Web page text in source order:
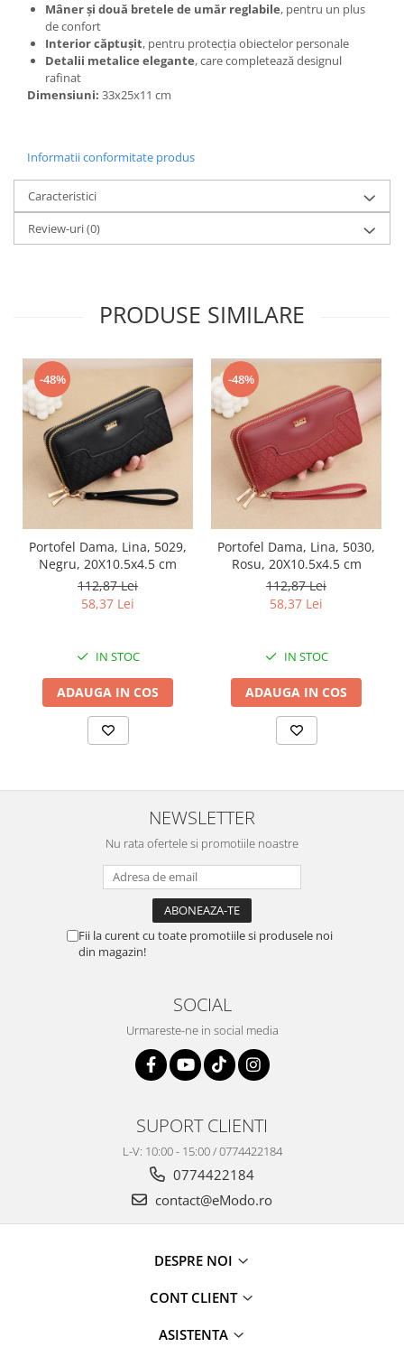
Mâner și două bretele de umăr reglabile, pentru un plus
de confort
Interior căptușit, pentru protecția obiectelor personale
Detalii metalice elegante, care completează designul
rafinat
Dimensiuni: 33x25x11 cm
Informatii conformitate produs
Caracteristici
Review-uri(0)
PRODUSE SIMILARE
-48%
Portofel Dama, Lina, 5029,
Negru, 20X10.5x4.5 cm
112,87 Lei
58,37 Lei
IN STOC
ADAUGA IN COS
-48%
Portofel Dama, Lina, 5030,
Rosu, 20X10.5x4.5 cm
112,87 Lei
58,37 Lei
IN STOC
ADAUGA IN COS
NEWSLETTER
Nu rata ofertele si promotiile noastre
Fii la curent cu toate promotiile si produsele noi
din magazin!
SOCIAL
Urmareste-ne in social media
SUPORT CLIENTI
L-V: 10:00 - 15:00 / 0774422184
0774422184
contact@eModo.ro
DESPRE NOI
CONT CLIENT
ASISTENTA